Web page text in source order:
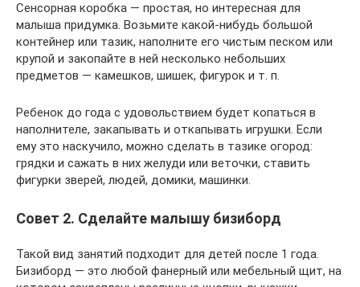
Сенсорная коробка — простая, но интересная для
малыша придумка. Возьмите какой-нибудь большой
контейнер или тазик, наполните его чистым песком или
крупой и закопайте в ней несколько небольших
предметов — камешков, шишек, фигурок и т. п.
Ребенок до года с удовольствием будет копаться в
наполнителе, закапывать и откапывать игрушки. Если
ему это наскучило, можно сделать в тазике огород:
грядки и сажать в них желуди или веточки, ставить
фигурки зверей, людей, домики, машинки.
Совет 2. Сделайте малышу бизиборд
Такой вид занятий подходит для детей после 1 года.
Бизиборд — это любой фанерный или мебельный щит, на